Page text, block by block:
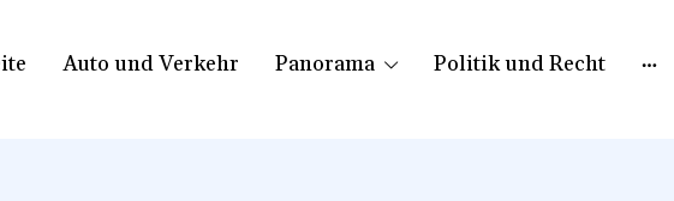
Auto und Verkehr Panorama Politik und Recht